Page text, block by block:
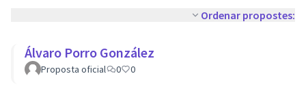
Ordenar propostes:
Álvaro Porro González
Proposta oficial 0 0